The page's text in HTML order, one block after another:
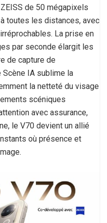
de 50 mégapixels
toutes les distances, avec
La prise en
par seconde élargit les
de capture de
Scène IA sublime la
la netteté du visage
scéniques
avec assurance,
le V70 devient un allié
où présence et